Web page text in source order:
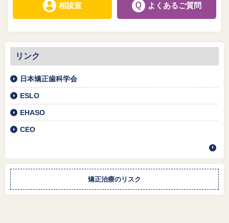
相談室 よくあるご質問
リンク
日本矯正歯科学会
ESLO
EHASO
CEO
矯正治療のリスク